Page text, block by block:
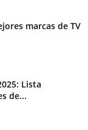
marcas de TV
Lista
de...